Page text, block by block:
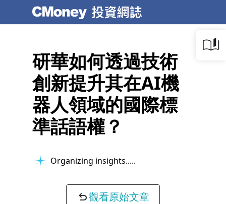
研華如何透過技術
創新提升其在AI機
器人領域的國際標
準話語權？
Organizing insights...
觀看原始文章